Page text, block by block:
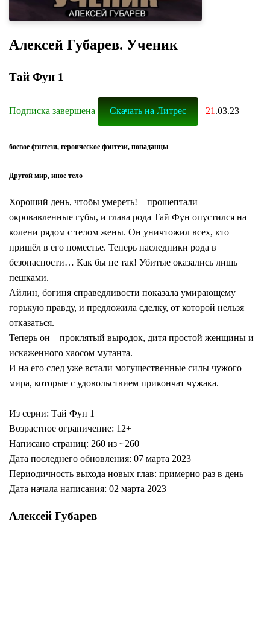
Алексей Губарев. Ученик
Тай Фун 1
Подписка завершена Cкачать на Литрес 21 .03.23
боевое фэнтези, героическое фэнтези, попаданцы
Другой мир, иное тело
Хороший день, чтобы умереть! – прошептали
окровавленные губы, и глава рода Тай Фун опустился на
колени рядом с телом жены. Он уничтожил всех, кто
пришёл в его поместье. Теперь наследники рода в
безопасности… Как бы не так! Убитые оказались лишь
пешками.
Айлин, богиня справедливости показала умирающему
горькую правду, и предложила сделку, от которой нельзя
отказаться.
Теперь он – проклятый выродок, дитя простой женщины и
искаженного хаосом мутанта.
И на его след уже встали могущественные силы чужого
мира, которые с удовольствием прикончат чужака.
Из серии: Тай Фун 1
Возрастное ограничение: 12+
Написано страниц: 260 из ~260
Дата последнего обновления: 07 марта 2023
Периодичность выхода новых глав: примерно раз в день
Дата начала написания: 02 марта 2023
Алексей Губарев